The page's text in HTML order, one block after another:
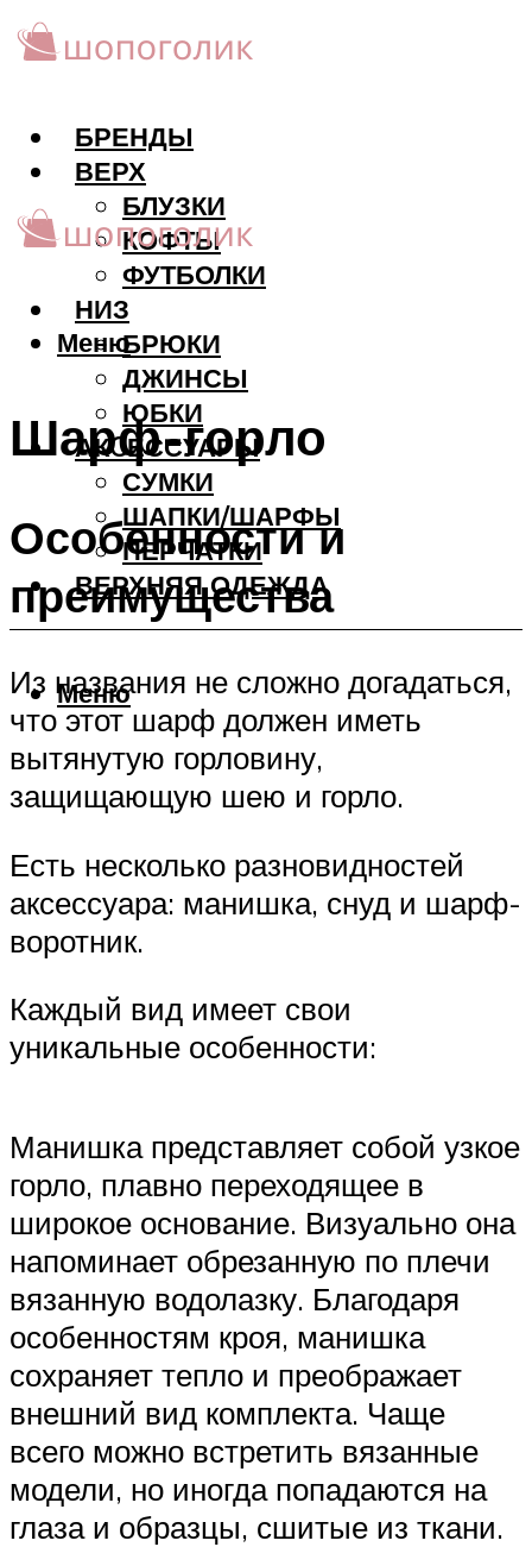
БРЕНДЫ
ВЕРХ
БЛУЗКИ
КОФТЫ
ФУТБОЛКИ
НИЗ
БРЮКИ
ДЖИНСЫ
ЮБКИ
АКCЕССУАРЫ
СУМКИ
ШАПКИ/ШАРФЫ
ПЕРЧАТКИ
ВЕРХНЯЯ ОДЕЖДА
Меню
Меню
Шарф-горло
Особенности и
преимущества
Из названия не сложно догадаться,
что этот шарф должен иметь
вытянутую горловину,
защищающую шею и горло.
Есть несколько разновидностей
аксессуара: манишка, снуд и шарф-
воротник.
Каждый вид имеет свои
уникальные особенности:
Манишка представляет собой узкое
горло, плавно переходящее в
широкое основание. Визуально она
напоминает обрезанную по плечи
вязанную водолазку. Благодаря
особенностям кроя, манишка
сохраняет тепло и преображает
внешний вид комплекта. Чаще
всего можно встретить вязанные
модели, но иногда попадаются на
глаза и образцы, сшитые из ткани.